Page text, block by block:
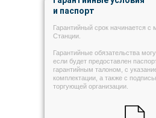
и паспорт
Гарантийный срок начинается с
Станции.
Гарантийные обязательства
если будет предоставлен
гарантийным талоном, с
комплектации, а также с
торгующей организации.